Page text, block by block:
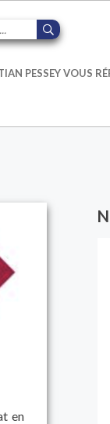
PESSEY VOUS
en